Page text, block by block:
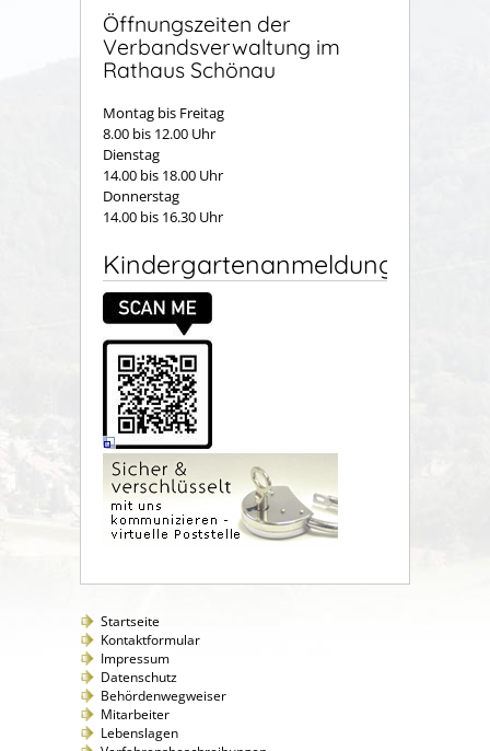
Öffnungszeiten der
Verbandsverwaltung im
Rathaus Schönau
Montag bis Freitag
8.00 bis 12.00 Uhr
Dienstag
14.00 bis 18.00 Uhr
Donnerstag
14.00 bis 16.30 Uhr
Kindergartenanmeldung
Startseite
Kontaktformular
Impressum
Datenschutz
Behördenwegweiser
Mitarbeiter
Lebenslagen